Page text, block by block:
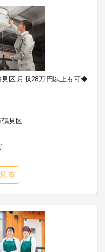
見区 月収28万円以上も可◆
鶴見区
る